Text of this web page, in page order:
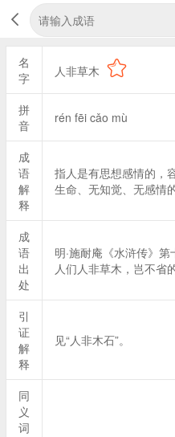
名
字
人非草木
拼
音
rén fēi cǎo mù
成
语
解
释
指人是有思想感情的，
生命、无知觉、无感情
成
语
出
处
明·施耐庵《水浒传》
人们人非草木，岂不省
引
证
解
释
见“人非木石”。
同
义
词